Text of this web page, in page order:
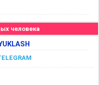
человека